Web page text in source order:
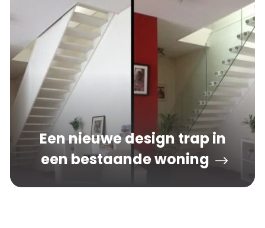
Een nieuwe design trap in
een bestaande woning